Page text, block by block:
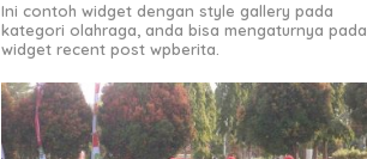
Ini contoh widget dengan style gallery pada
kategori olahraga, anda bisa mengaturnya pada
widget recent post wpberita.